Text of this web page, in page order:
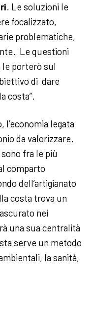
. Le soluzioni le
focalizzato,
problematiche,
Le questioni
le porterò sul
di dare
costa”.
legata
da valorizzare.
fra le più
comparto
dell’artigianato
costa trova un
nei
una sua centralità
serve un metodo
la sanità,